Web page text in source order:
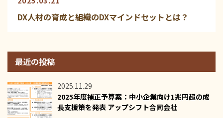
DX人材の育成と組織のDXマインドセットとは？
最近の投稿
2025.11.29
2025年度補正予算案：中小企業向け1兆円超の成
長支援策を発表 アップシフト合同会社